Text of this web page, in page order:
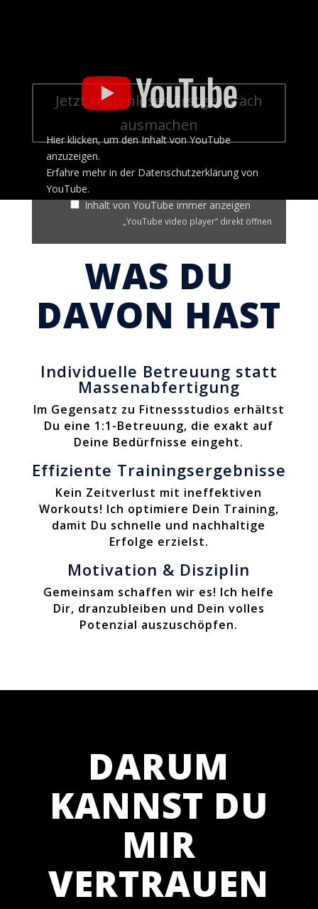
video
player“
Hier klicken, um den Inhalt von YouTube
anzuzeigen.
Erfahre mehr in der Datenschutzerklärung von
YouTube.
Inhalt von YouTube immer anzeigen
„YouTube video player“ direkt öffnen
Jetzt kostenloses Erstgespräch
ausmachen
WAS DU
DAVON HAST
Individuelle Betreuung statt
Massenabfertigung
Im Gegensatz zu Fitnessstudios erhältst
Du eine 1:1-Betreuung, die exakt auf
Deine Bedürfnisse eingeht.
Effiziente Trainingsergebnisse
Kein Zeitverlust mit ineffektiven
Workouts! Ich optimiere Dein Training,
damit Du schnelle und nachhaltige
Erfolge erzielst.
Motivation & Disziplin
Gemeinsam schaffen wir es! Ich helfe
Dir, dranzubleiben und Dein volles
Potenzial auszuschöpfen.
DARUM
KANNST DU
MIR
VERTRAUEN